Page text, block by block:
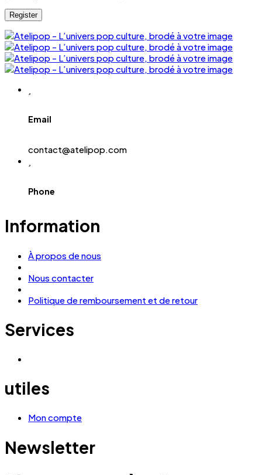
Register
Email
contact@atelipop.com
Phone
Information
À propos de nous
Nous contacter
Politique de remboursement et de retour
Services
utiles
Mon compte
Newsletter